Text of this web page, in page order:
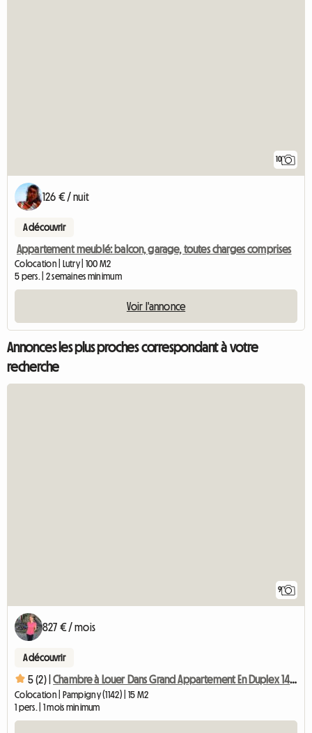
10
126 € / nuit
A découvrir
Appartement meublé: balcon, garage, toutes charges comprises
Colocation | Lutry | 100 M2
5 pers. | 2 semaines minimum
Voir l'annonce
Annonces les plus proches correspondant à votre
recherche
9
827 € / mois
A découvrir
5 (2) | Chambre à Louer Dans Grand Appartement En Duplex 140 M2-chb3
Colocation | Pampigny (1142) | 15 M2
1 pers. | 1 mois minimum